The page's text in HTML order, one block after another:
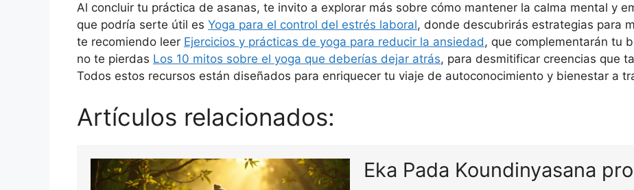
Al concluir tu práctica de asanas, te invito a explorar más sobre cómo mantener la calma mental y
que podría serte útil es Yoga para el control del estrés laboral, donde descubrirás estrategias para
te recomiendo leer Ejercicios y prácticas de yoga para reducir la ansiedad, que complementarán tu
no te pierdas Los 10 mitos sobre el yoga que deberías dejar atrás, para desmitificar creencias que
Todos estos recursos están diseñados para enriquecer tu viaje de autoconocimiento y bienestar a
Artículos relacionados:
Eka Pada Koundinyasana